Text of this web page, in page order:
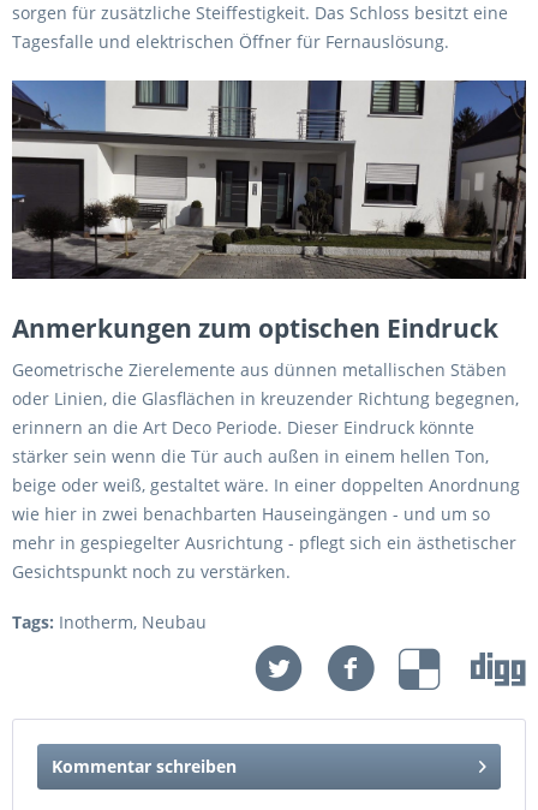
sorgen für zusätzliche Steiffestigkeit. Das Schloss besitzt eine
Tagesfalle und elektrischen Öffner für Fernauslösung.
Anmerkungen zum optischen Eindruck
Geometrische Zierelemente aus dünnen metallischen Stäben
oder Linien, die Glasflächen in kreuzender Richtung begegnen,
erinnern an die Art Deco Periode. Dieser Eindruck könnte
stärker sein wenn die Tür auch außen in einem hellen Ton,
beige oder weiß, gestaltet wäre. In einer doppelten Anordnung
wie hier in zwei benachbarten Hauseingängen - und um so
mehr in gespiegelter Ausrichtung - pflegt sich ein ästhetischer
Gesichtspunkt noch zu verstärken.
Tags: Inotherm, Neubau
Kommentar schreiben